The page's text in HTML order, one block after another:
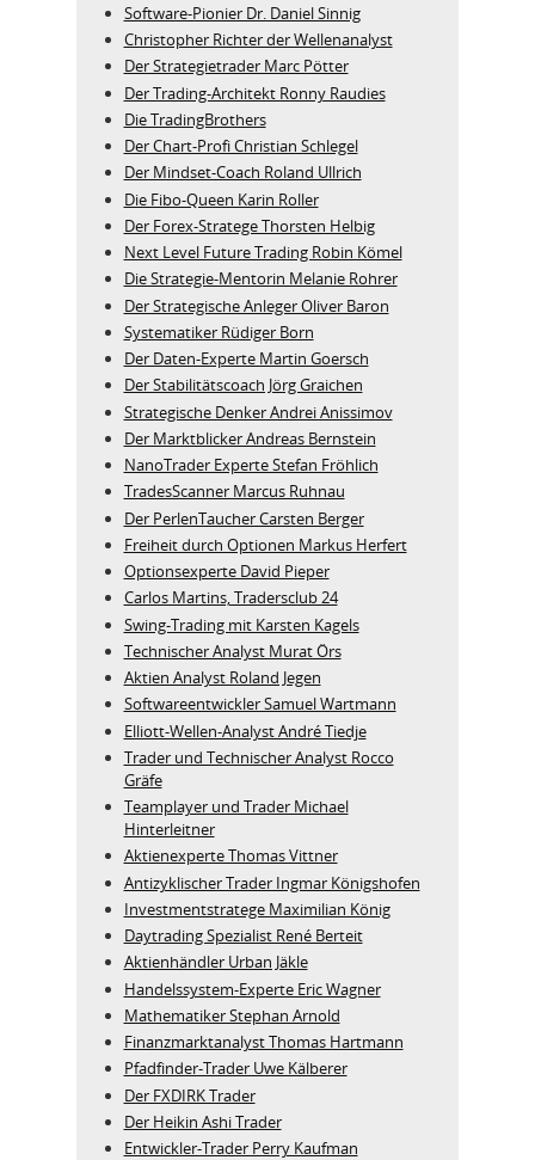
Software-Pionier Dr. Daniel Sinnig
Christopher Richter der Wellenanalyst
Der Strategietrader Marc Pötter
Der Trading-Architekt Ronny Raudies
Die TradingBrothers
Der Chart-Profi Christian Schlegel
Der Mindset-Coach Roland Ullrich
Die Fibo-Queen Karin Roller
Der Forex-Stratege Thorsten Helbig
Next Level Future Trading Robin Kömel
Die Strategie-Mentorin Melanie Rohrer
Der Strategische Anleger Oliver Baron
Systematiker Rüdiger Born
Der Daten-Experte Martin Goersch
Der Stabilitätscoach Jörg Graichen
Strategische Denker Andrei Anissimov
Der Marktblicker Andreas Bernstein
NanoTrader Experte Stefan Fröhlich
TradesScanner Marcus Ruhnau
Der PerlenTaucher Carsten Berger
Freiheit durch Optionen Markus Herfert
Optionsexperte David Pieper
Carlos Martins, Tradersclub 24
Swing-Trading mit Karsten Kagels
Technischer Analyst Murat Örs
Aktien Analyst Roland Jegen
Softwareentwickler Samuel Wartmann
Elliott-Wellen-Analyst André Tiedje
Trader und Technischer Analyst Rocco
Gräfe
Teamplayer und Trader Michael
Hinterleitner
Aktienexperte Thomas Vittner
Antizyklischer Trader Ingmar Königshofen
Investmentstratege Maximilian König
Daytrading Spezialist René Berteit
Aktienhändler Urban Jäkle
Handelssystem-Experte Eric Wagner
Mathematiker Stephan Arnold
Finanzmarktanalyst Thomas Hartmann
Pfadfinder-Trader Uwe Kälberer
Der FXDIRK Trader
Der Heikin Ashi Trader
Entwickler-Trader Perry Kaufman